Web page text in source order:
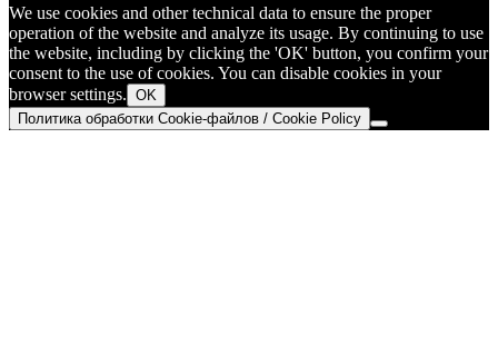
We use cookies and other technical data to ensure the proper
operation of the website and analyze its usage. By continuing to use
the website, including by clicking the 'OK' button, you confirm your
consent to the use of cookies. You can disable cookies in your
browser settings. OK
Политика обработки Cookie-файлов / Cookie Policy